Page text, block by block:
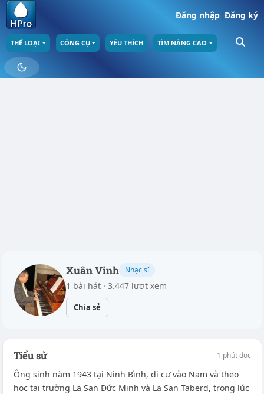
Đăng nhập|Đăng ký
THỂ LOẠI CÔNG CỤ YÊU THÍCH TÌM NÂNG CAO
Xuân Vinh Nhạc sĩ
1 bài hát · 3.447 lượt xem
Chia sẻ
Tiểu sử 1 phút đọc
Ông sinh năm 1943 tại Ninh Bình, di cư vào Nam và theo
học tại trường La San Đức Minh và La San Taberd, trong lúc